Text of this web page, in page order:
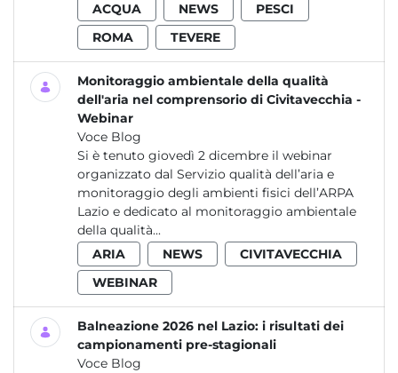
ACQUA
NEWS
PESCI
ROMA
TEVERE
Monitoraggio ambientale della qualità
dell'aria nel comprensorio di Civitavecchia -
Webinar
Voce Blog
Si è tenuto giovedì 2 dicembre il webinar
organizzato dal Servizio qualità dell’aria e
monitoraggio degli ambienti fisici dell’ARPA
Lazio e dedicato al monitoraggio ambientale
della qualità...
ARIA
NEWS
CIVITAVECCHIA
WEBINAR
Balneazione 2026 nel Lazio: i risultati dei
campionamenti pre-stagionali
Voce Blog